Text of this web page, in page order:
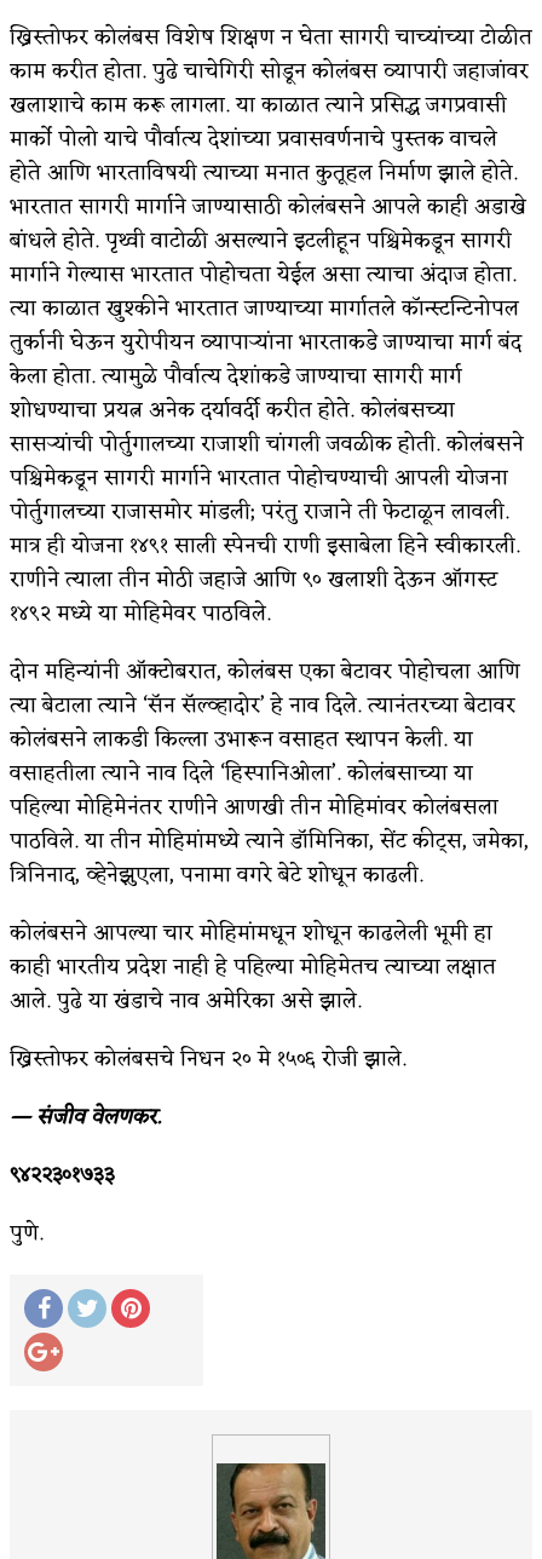
जोशी
डेंग्यू: ताप उतरला म्हणजे धोका टळला असे नाही!
४ जुलै – इतिहासात घडलेल्या महत्त्वाच्या घटना
सुवर्ण – झळाळी
‘अर्थ’पूर्ण हास्य
अष्टपैलू : खंडू रांगणेकर
अपूर्ण कथा
बुडीच खटलं – संयुक्त कुटुंब का गरजेचं?
ख्रिस्तोफर कोलंबस विशेष शिक्षण न घेता सागरी चाच्यांच्या टोळीत
काम करीत होता. पुढे चाचेगिरी सोडून कोलंबस व्यापारी जहाजांवर
खलाशाचे काम करू लागला. या काळात त्याने प्रसिद्ध जगप्रवासी
मार्को पोलो याचे पौर्वात्य देशांच्या प्रवासवर्णनाचे पुस्तक वाचले
होते आणि भारताविषयी त्याच्या मनात कुतूहल निर्माण झाले होते.
भारतात सागरी मार्गाने जाण्यासाठी कोलंबसने आपले काही अडाखे
बांधले होते. पृथ्वी वाटोळी असल्याने इटलीहून पश्चिमेकडून सागरी
मार्गाने गेल्यास भारतात पोहोचता येईल असा त्याचा अंदाज होता.
त्या काळात खुश्कीने भारतात जाण्याच्या मार्गातले कॉन्स्टन्टिनोपल
तुर्कानी घेऊन युरोपीयन व्यापाऱ्यांना भारताकडे जाण्याचा मार्ग बंद
केला होता. त्यामुळे पौर्वात्य देशांकडे जाण्याचा सागरी मार्ग
शोधण्याचा प्रयत्न अनेक दर्यावर्दी करीत होते. कोलंबसच्या
सासऱ्यांची पोर्तुगालच्या राजाशी चांगली जवळीक होती. कोलंबसने
पश्चिमेकडून सागरी मार्गाने भारतात पोहोचण्याची आपली योजना
पोर्तुगालच्या राजासमोर मांडली; परंतु राजाने ती फेटाळून लावली.
मात्र ही योजना १४९१ साली स्पेनची राणी इसाबेला हिने स्वीकारली.
राणीने त्याला तीन मोठी जहाजे आणि ९० खलाशी देऊन ऑगस्ट
१४९२ मध्ये या मोहिमेवर पाठविले.
दोन महिन्यांनी ऑक्टोबरात, कोलंबस एका बेटावर पोहोचला आणि
त्या बेटाला त्याने ‘सॅन सॅल्व्हादोर’ हे नाव दिले. त्यानंतरच्या बेटावर
कोलंबसने लाकडी किल्ला उभारून वसाहत स्थापन केली. या
वसाहतीला त्याने नाव दिले ‘हिस्पानिओला’. कोलंबसाच्या या
पहिल्या मोहिमेनंतर राणीने आणखी तीन मोहिमांवर कोलंबसला
पाठविले. या तीन मोहिमांमध्ये त्याने डॉमिनिका, सेंट कीट्स, जमेका,
त्रिनिनाद, व्हेनेझुएला, पनामा वगरे बेटे शोधून काढली.
कोलंबसने आपल्या चार मोहिमांमधून शोधून काढलेली भूमी हा
काही भारतीय प्रदेश नाही हे पहिल्या मोहिमेतच त्याच्या लक्षात
आले. पुढे या खंडाचे नाव अमेरिका असे झाले.
ख्रिस्तोफर कोलंबसचे निधन २० मे १५०६ रोजी झाले.
— संजीव वेलणकर.
९४२२३०१७३३
पुणे.